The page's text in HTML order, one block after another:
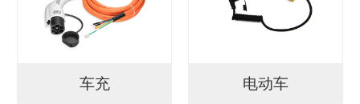
车充 电动车